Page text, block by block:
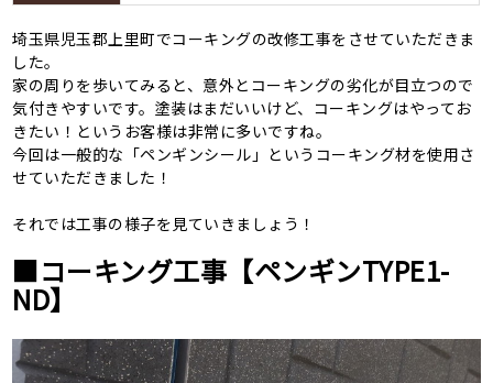
埼玉県児玉郡上里町でコーキングの改修工事をさせていただきま
した。
家の周りを歩いてみると、意外とコーキングの劣化が目立つので
気付きやすいです。塗装はまだいいけど、コーキングはやってお
きたい！というお客様は非常に多いですね。
今回は一般的な「ペンギンシール」というコーキング材を使用さ
せていただきました！
それでは工事の様子を見ていきましょう！
■コーキング工事【ペンギンTYPE1-
ND】